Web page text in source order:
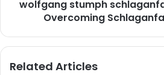
wolfgang stumph
Overcoming
Related Articles